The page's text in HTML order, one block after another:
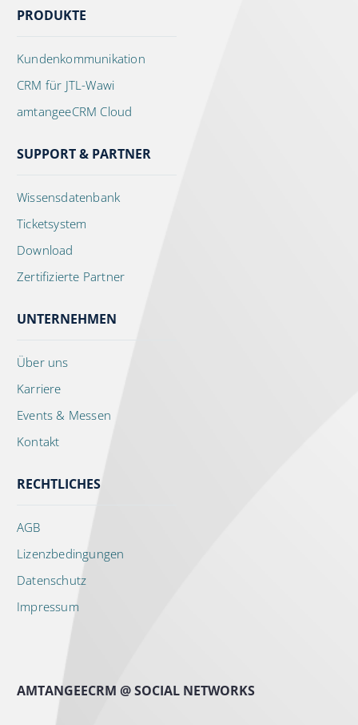
PRODUKTE
Kundenkommunikation
CRM für JTL-Wawi
amtangeeCRM Cloud
SUPPORT & PARTNER
Wissensdatenbank
Ticketsystem
Download
Zertifizierte Partner
UNTERNEHMEN
Über uns
Karriere
Events & Messen
Kontakt
RECHTLICHES
AGB
Lizenzbedingungen
Datenschutz
Impressum
AMTANGEECRM @ SOCIAL NETWORKS